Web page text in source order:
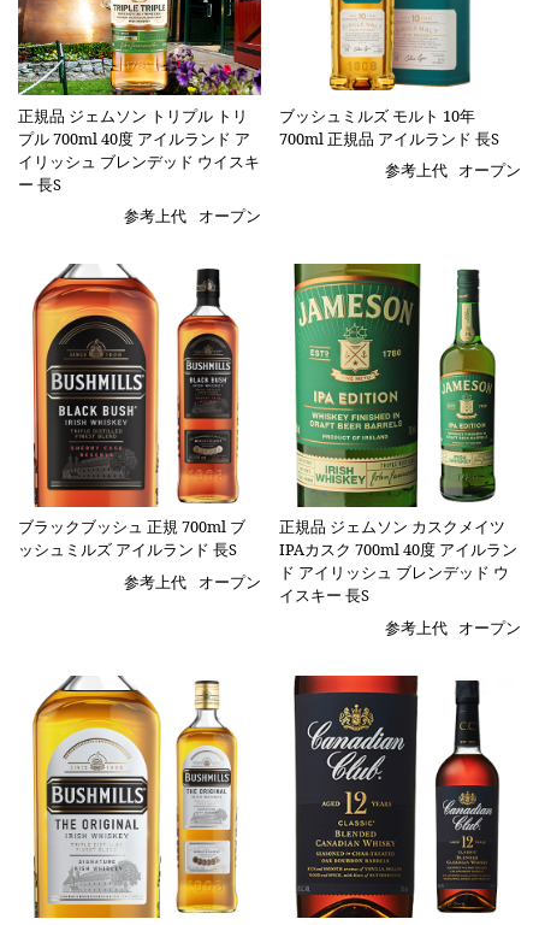
正規品 ジェムソン トリプル トリ
プル 700ml 40度 アイルランド ア
イリッシュ ブレンデッド ウイスキ
ー 長S
参考上代
オープン
ブッシュミルズ モルト 10年
700ml 正規品 アイルランド 長S
参考上代 オープン
ブラックブッシュ 正規 700ml ブ
ッシュミルズ アイルランド 長S
参考上代
オープン
正規品 ジェムソン カスクメイツ
IPAカスク 700ml 40度 アイルラン
ド アイリッシュ ブレンデッド ウ
イスキー 長S
参考上代 オープン